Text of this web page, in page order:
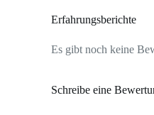
Erfahrungsberichte
Es gibt noch keine
Schreibe eine